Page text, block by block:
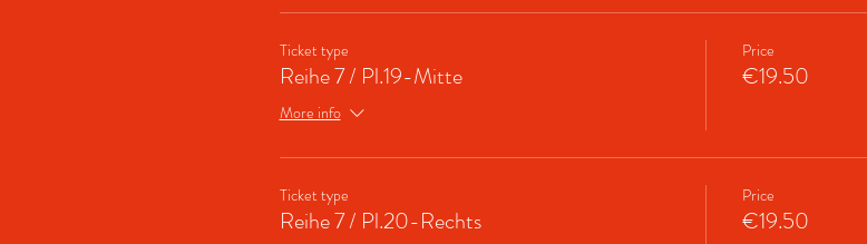
Ticket type
Reihe 7 / Pl.19-Mitte
More info
Price
€19.50
Ticket type
Reihe 7 / Pl.20-Rechts
Price
€19.50